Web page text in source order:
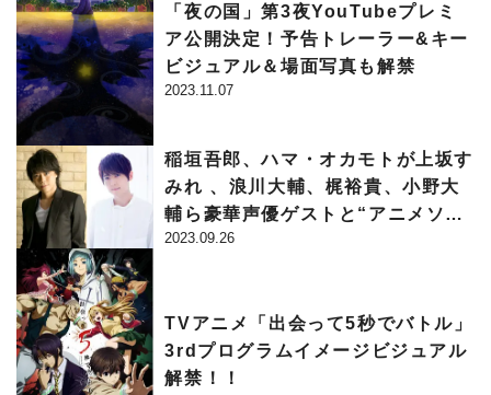
「夜の国」第3夜YouTubeプレミ
ア公開決定！予告トレーラー&キー
ビジュアル＆場面写真も解禁
2023.11.07
稲垣吾郎、ハマ・オカモトが上坂す
みれ 、浪川大輔、梶裕貴、小野大
輔ら豪華声優ゲストと“アニメソン
グ”を語る！『THE TRAD』 “アニ
2023.09.26
TVアニメ「出会って5秒でバトル」
3rdプログラムイメージビジュアル
解禁！！